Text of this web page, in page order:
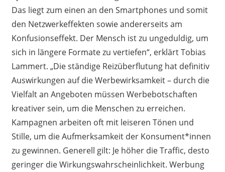
Das liegt zum einen an den Smartphones und somit
den Netzwerkeffekten sowie andererseits am
Konfusionseffekt. Der Mensch ist zu ungeduldig, um
sich in längere Formate zu vertiefen“, erklärt Tobias
Lammert. „Die ständige Reizüberflutung hat definitiv
Auswirkungen auf die Werbewirksamkeit – durch die
Vielfalt an Angeboten müssen Werbebotschaften
kreativer sein, um die Menschen zu erreichen.
Kampagnen arbeiten oft mit leiseren Tönen und
Stille, um die Aufmerksamkeit der Konsument*innen
zu gewinnen. Generell gilt: Je höher die Traffic, desto
geringer die Wirkungswahrscheinlichkeit. Werbung